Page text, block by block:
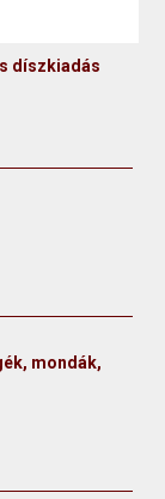
díszkiadás
mondák,